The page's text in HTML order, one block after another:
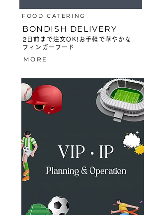
FOOD CATERING
BONDISH DELIVERY
2日前まで注文OK!​お手軽で華やかな
フィンガーフード
MORE